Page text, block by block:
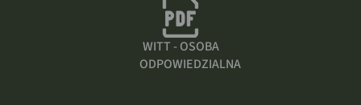
WITT - OSOBA
ODPOWIEDZIALNA